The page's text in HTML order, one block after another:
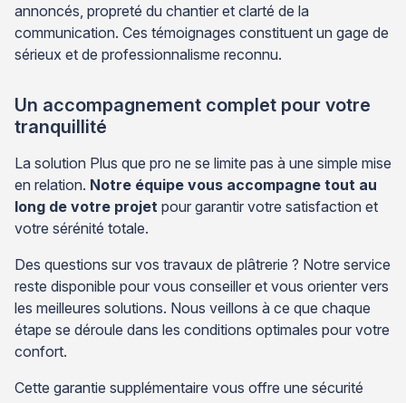
annoncés, propreté du chantier et clarté de la
communication. Ces témoignages constituent un gage de
sérieux et de professionnalisme reconnu.
Un accompagnement complet pour votre
tranquillité
La solution Plus que pro ne se limite pas à une simple mise
en relation. Notre équipe vous accompagne tout au
long de votre projet pour garantir votre satisfaction et
votre sérénité totale.
Des questions sur vos travaux de plâtrerie ? Notre service
reste disponible pour vous conseiller et vous orienter vers
les meilleures solutions. Nous veillons à ce que chaque
étape se déroule dans les conditions optimales pour votre
confort.
Cette garantie supplémentaire vous offre une sécurité